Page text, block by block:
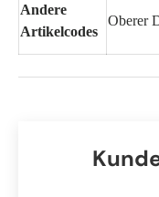
Andere
Artikelcodes
Oberer